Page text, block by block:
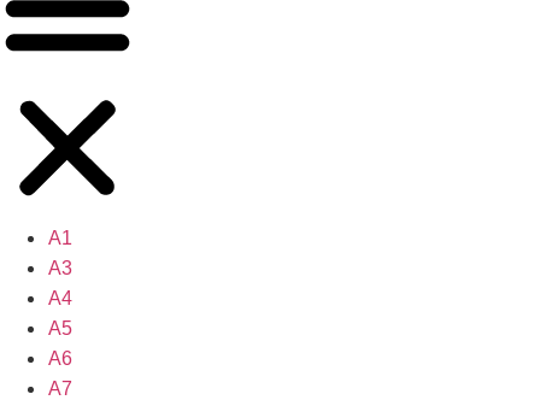
A1
A3
A4
A5
A6
A7